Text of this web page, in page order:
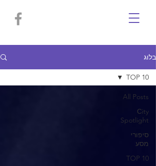
בלוג
All Posts
Сity
Spotlight
סיפורי
מסע
TOP 10
TOP 10